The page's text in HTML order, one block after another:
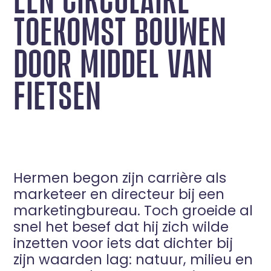
TOEKOMST BOUWEN
DOOR MIDDEL VAN
FIETSEN
Hermen begon zijn carrière als
marketeer en directeur bij een
marketingbureau. Toch groeide al
snel het besef dat hij zich wilde
inzetten voor iets dat dichter bij
zijn waarden lag: natuur, milieu en